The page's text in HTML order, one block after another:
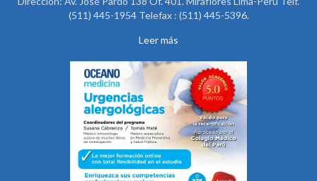
(511) 445-1954 Telefax : (511) 445-5396.
Leer más